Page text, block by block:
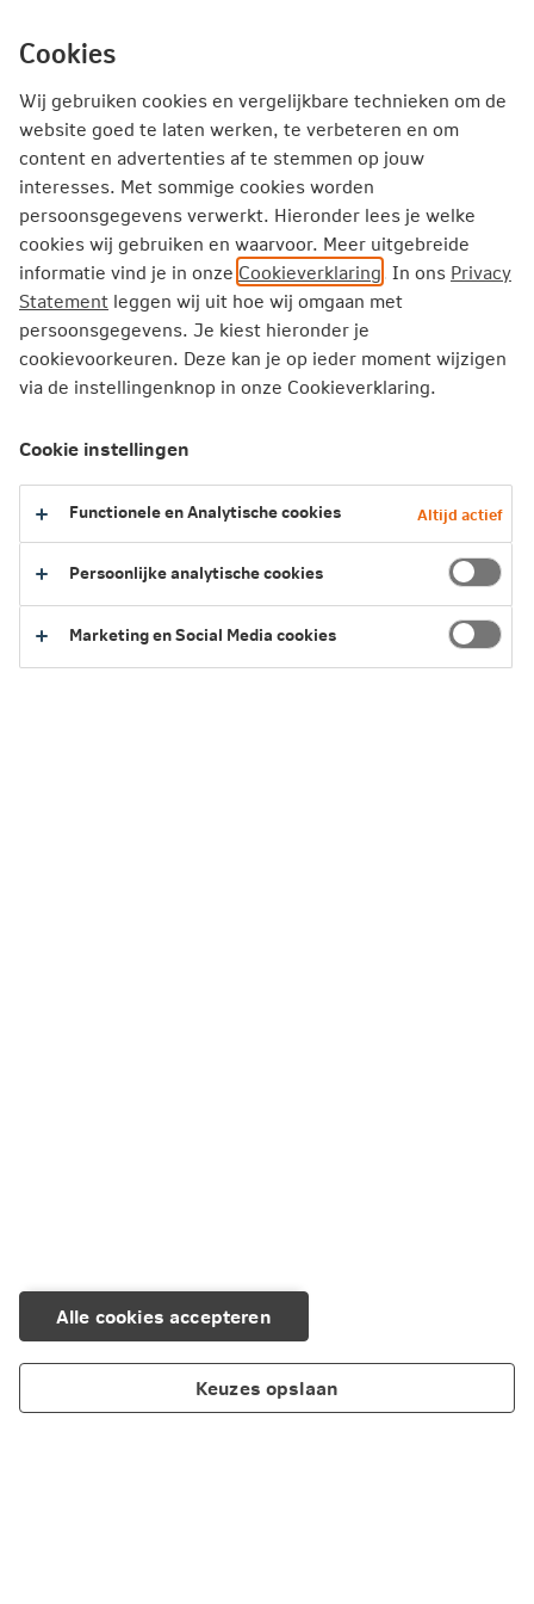
direct
naar
Producten Service en Contact Inspiratie
Particulier Zorgverzekering
Vergoedingen
Orthodontie in bijzondere gevallen
Orthodontie in bijzondere gevallen
Orthodontie is een specialisme binnen de mondzorg. Een
orthodontist probeert de stand van de tanden en kiezen in
de kaak zo goed mogelijk te krijgen. Er is sprake van
ontwikkelings- of groeistoornis aan jouw tanden, kaak en
mond (het tand-kaak-mondstelsel) heeft.
2026
2025
Cookies
Wij gebruiken cookies en vergelijkbare technieken om de
website goed te laten werken, te verbeteren en om
content en advertenties af te stemmen op jouw
interesses. Met sommige cookies worden
persoonsgegevens verwerkt. Hieronder lees je welke
cookies wij gebruiken en waarvoor. Meer uitgebreide
informatie vind je in onze Cookieverklaring. In ons Privacy
Statement leggen wij uit hoe wij omgaan met
persoonsgegevens. Je kiest hieronder je
cookievoorkeuren. Deze kan je op ieder moment wijzigen
via de instellingenknop in onze Cookieverklaring.
Alle cookies accepteren
Cookie instellingen
Functionele en Analytische cookies Altijd actief
Persoonlijke analytische cookies
Marketing en Social Media cookies
Keuzes opslaan